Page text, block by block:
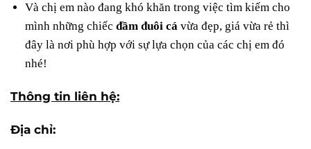
Và chị em nào đang khó khăn trong việc tìm kiếm cho
mình những chiếc đầm đuôi cávừa đẹp, giá vừa rẻ thì
đây là nơi phù hợp với sự lựa chọn của các chị em đó
nhé!
Thông tin liên hệ:
Địa chỉ: